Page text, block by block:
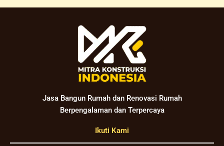
Jasa Bangun Rumah dan Renovasi Rumah
Berpengalaman dan Terpercaya
Ikuti Kami